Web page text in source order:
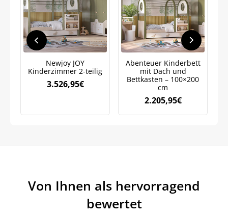
Newjoy JOY
Kinderzimmer 2-teilig
3.526,95€
Abenteuer Kinderbett
mit Dach und
Bettkasten – 100×200
cm
2.205,95€
Von Ihnen als hervorragend
bewertet
Jetzt 5% Rabatt
auf Ihre erste Bestellung sichern!
Meinen Code senden
Marketingkommunikation verarbeiten. Lesen Sie unsere